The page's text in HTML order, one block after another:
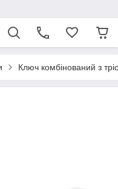
Ключ комбінований з